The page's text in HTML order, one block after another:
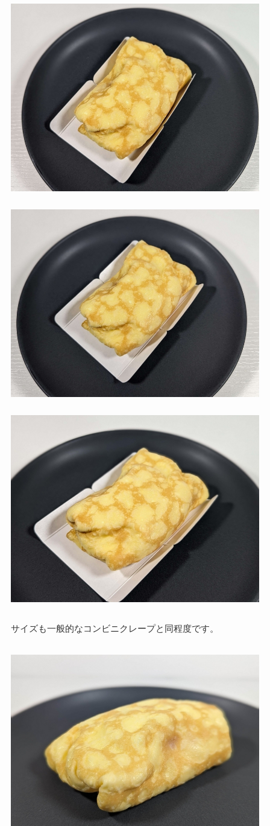
サイズも一般的なコンビニクレープと同程度です。